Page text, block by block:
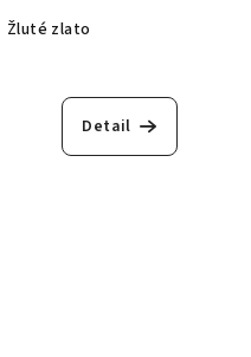
Žluté zlato
Detail